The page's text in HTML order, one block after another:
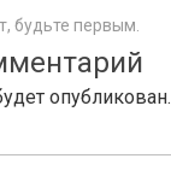
будьте первым.
опубликован.